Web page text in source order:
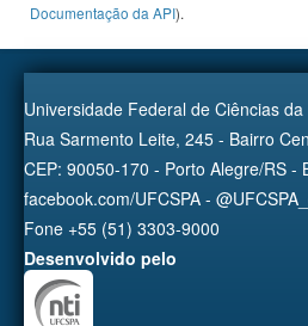
Documentação da API).
Universidade Federal de Ciências
Rua Sarmento Leite, 245 - Bairro
CEP: 90050-170 - Porto Alegre/RS -
facebook.com/UFCSPA -
Fone +55 (51) 3303-9000
Desenvolvido pelo